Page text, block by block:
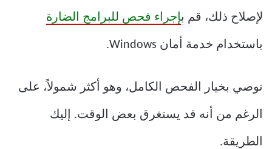
لإصلاح ذلك، قم بإجراء فحص للبرامج الضارة
باستخدام خدمة أمان Windows.
نوصي بخيار الفحص الكامل، وهو أكثر شمولاً، على
الرغم من أنه قد يستغرق بعض الوقت. إليك
الطريقة.